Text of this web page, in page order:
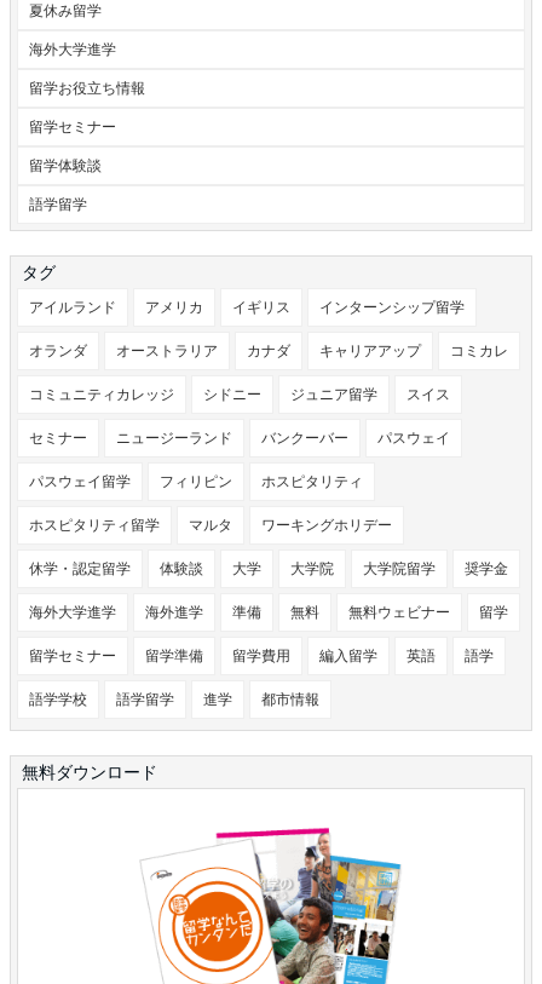
夏休み留学
海外大学進学
留学お役立ち情報
留学セミナー
留学体験談
語学留学
タグ
アイルランド アメリカ イギリス インターンシップ留学
オランダ オーストラリア カナダ キャリアアップ コミカレ
コミュニティカレッジ シドニー ジュニア留学 スイス
セミナー ニュージーランド バンクーバー パスウェイ
パスウェイ留学 フィリピン ホスピタリティ
ホスピタリティ留学 マルタ ワーキングホリデー
休学・認定留学 体験談 大学 大学院 大学院留学 奨学金
海外大学進学 海外進学 準備 無料 無料ウェビナー 留学
留学セミナー 留学準備 留学費用 編入留学 英語 語学
語学学校 語学留学 進学 都市情報
無料ダウンロード